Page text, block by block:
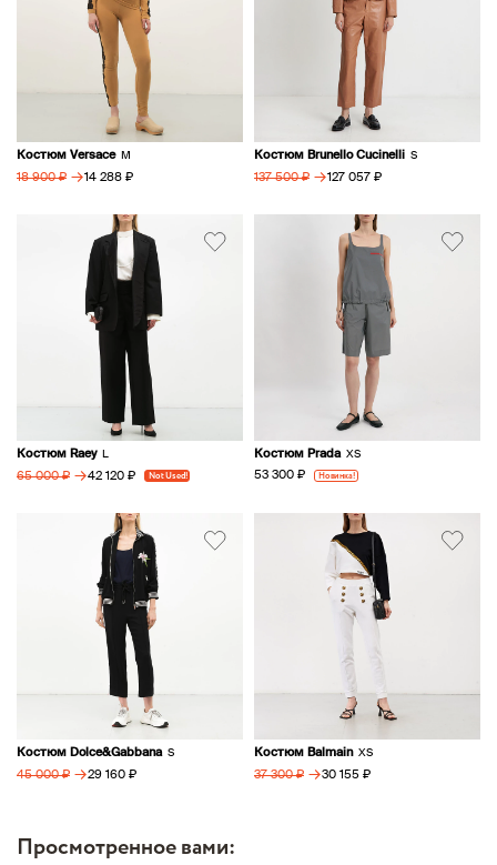
Костюм Versace M
18 900 ₽ → 14 288 ₽
Костюм Brunello Cucinelli S
137 500 ₽ → 127 057 ₽
Костюм Raey L
65 000 ₽ → 42 120 ₽ Not Used!
Костюм Prada XS
53 300 ₽ Новинка!
Костюм Dolce&Gabbana S
45 000 ₽ → 29 160 ₽
Костюм Balmain XS
37 300 ₽ → 30 155 ₽
Просмотренное вами: